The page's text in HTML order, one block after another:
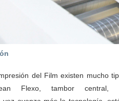
del Film existen mucho
Flexo, tambor central,